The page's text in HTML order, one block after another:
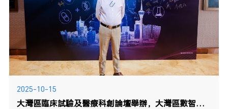
2025-10-15
大灣區臨床試驗及醫療科創論壇舉辦，大灣區數智醫藥跨境協會執行會長章志方專項交流，助力灣區醫藥資源互通